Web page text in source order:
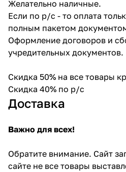
Желательно наличные.
Если по р/с - то оплата
полным пакетом
Оформление договоров и
учредительных документов.
Скидка 50% на все товары
Скидка 40% по р/с
Доставка
Важно для всех!
Обратите внимание. Сайт
сайте не все товары